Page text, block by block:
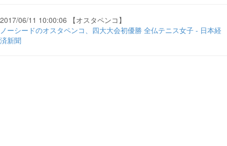
2017/06/11 10:00:06 【オスタペンコ】
ノーシードのオスタペンコ、四大大会初優勝 全仏テニス女子 - 日本経
済新聞